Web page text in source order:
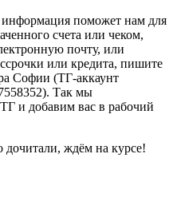
поможет нам для
счета или чеком,
почту, или
или кредита, пишите
Софии (ТГ-аккаунт
Так мы
и добавим вас в рабочий
дочитали, ждём на курсе!